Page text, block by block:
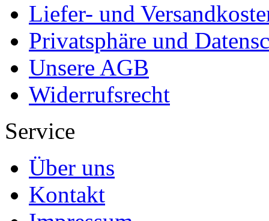
Liefer- und
Privatsphäre und
Unsere AGB
Widerrufsrecht
Service
Über uns
Kontakt